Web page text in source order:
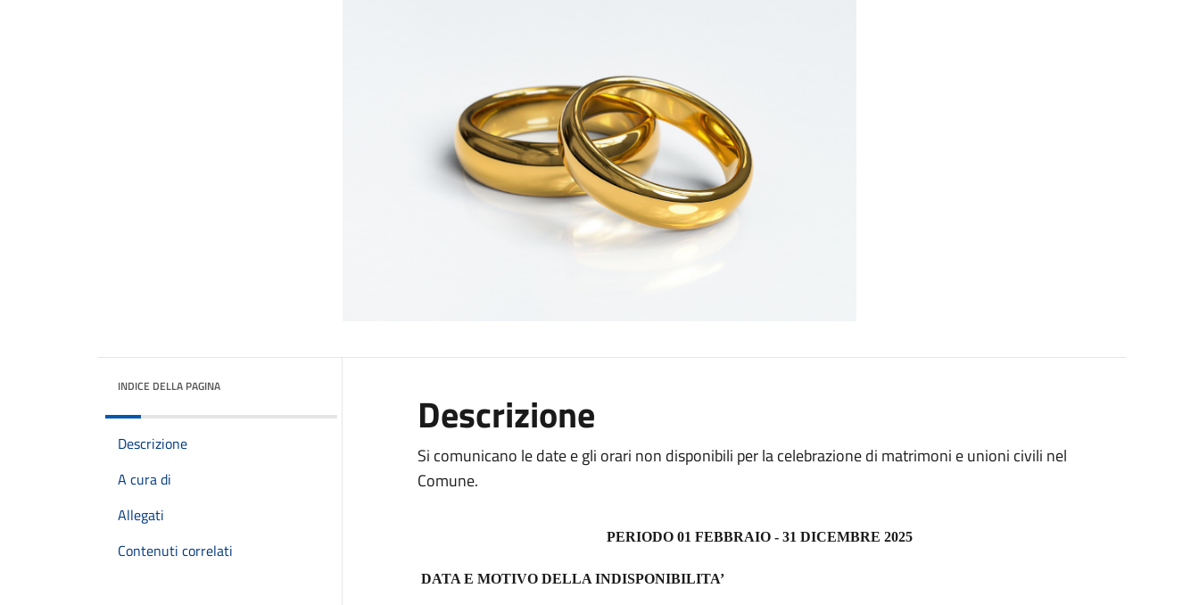
INDICE DELLA PAGINA
Descrizione
A cura di
Allegati
Contenuti correlati
Descrizione
Si comunicano le date e gli orari non disponibili per la celebrazione di matrimoni e unioni civili nel
Comune.
PERIODO 01 FEBBRAIO - 31 DICEMBRE 2025
DATA E MOTIVO DELLA INDISPONIBILITA’